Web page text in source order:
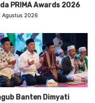
PRIMA Awards 2026
Agustus 2026
Banten Dimyati